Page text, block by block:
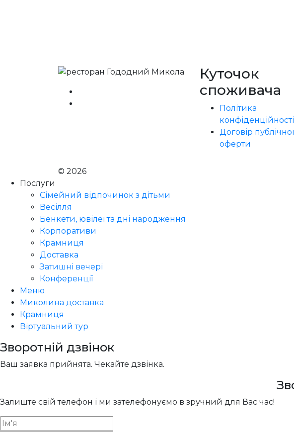
Куточок
споживача
Політика
конфіденційності
Договір публічної
оферти
© 2026
Послуги
Сімейний відпочинок з дітьми
Весілля
Бенкети, ювілеї та дні народження
Корпоративи
Крамниця
Доставка
Затишні вечері
Конференції
Меню
Миколина доставка
Крамниця
Віртуальний тур
Зворотній дзвінок
Ваш заявка прийнята. Чекайте дзвінка.
Залиште свій телефон і ми зателефонуємо в зручний для Вас час!